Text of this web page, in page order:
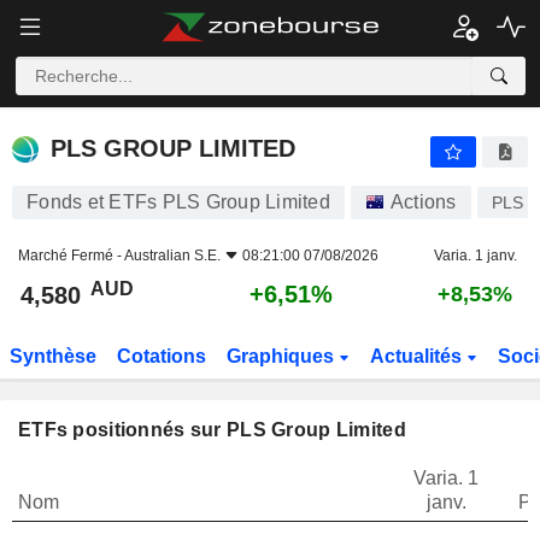
PLS GROUP LIMITED
PLS GROUP LIMITED
Fonds et ETFs PLS Group Limited Actions PLS
Marché Fermé -Australian S.E. 08:21:00 07/08/2026 Varia. 1 janv.
4,580 AUD +6,51% +8,53%
Synthèse Cotations Graphiques Actualités
ETFs positionnés sur PLS Group Limited
Nom
Varia. 1
janv.